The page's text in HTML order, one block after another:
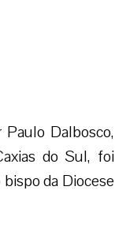
Paulo Dalbosco,
do Sul, foi
da Diocese